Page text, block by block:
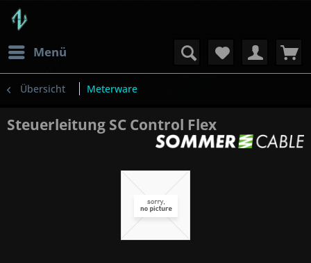
Menü
Übersicht Meterware
Steuerleitung SC Control Flex